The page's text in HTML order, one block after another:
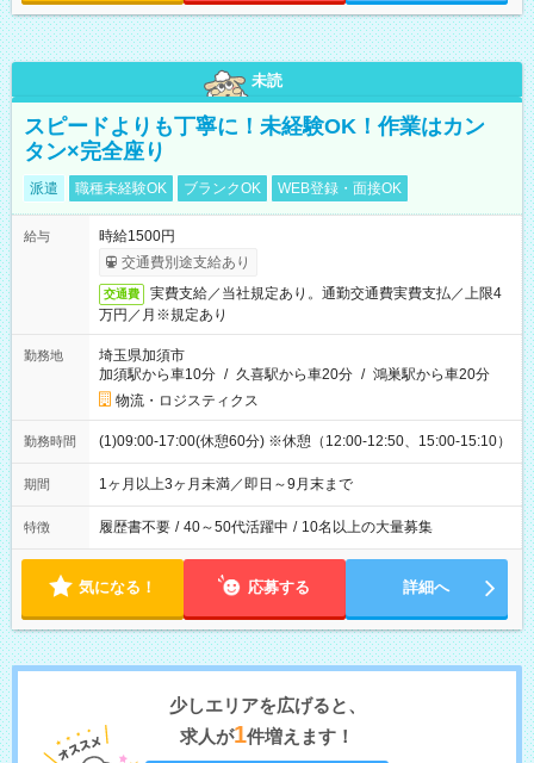
未読
スピードよりも丁寧に！未経験OK！作業はカン
タン×完全座り
派遣 職種未経験OK ブランクOK WEB登録・面接OK
給与
時給1500円
交通費別途支給あり
交通費
実費支給／当社規定あり。通勤交通費実費支払／上限4
万円／月※規定あり
勤務地
埼玉県加須市
加須駅から車10分 / 久喜駅から車20分 / 鴻巣駅から車20分
物流・ロジスティクス
勤務時間 (1)09:00-17:00(休憩60分) ※休憩（12:00-12:50、15:00-15:10）
期間 1ヶ月以上3ヶ月未満／即日～9月末まで
特徴 履歴書不要 / 40～50代活躍中 / 10名以上の大量募集
気になる！ 応募する 詳細へ
少しエリアを広げると、
求人が1件増えます！